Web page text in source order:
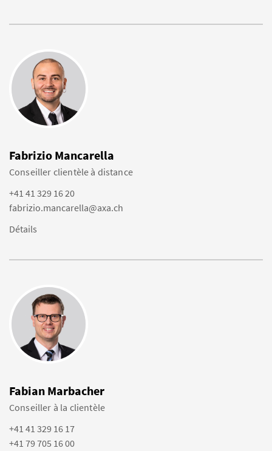
Fabrizio Mancarella
Conseiller clientèle à distance
+41 41 329 16 20
fabrizio.mancarella@axa.ch
Détails
Fabian Marbacher
Conseiller à la clientèle
+41 41 329 16 17
+41 79 705 16 00